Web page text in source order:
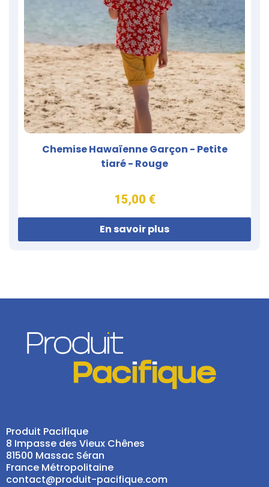
Chemise Hawaïenne Garçon - Petite
tiaré - Rouge
15,00 €
En savoir plus
Produit Pacifique
8 Impasse des Vieux Chênes
81500 Massac Séran
France Métropolitaine
contact@produit-pacifique.com